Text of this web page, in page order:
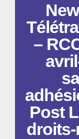
–
Post